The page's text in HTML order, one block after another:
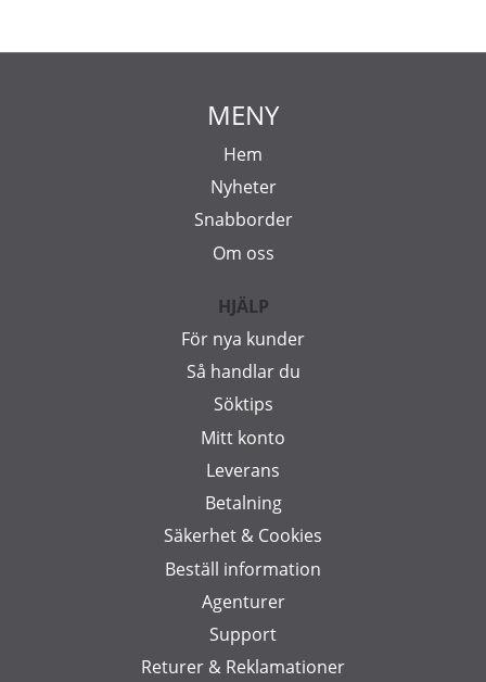
MENY
Hem
Nyheter
Snabborder
Om oss
HJÄLP
För nya kunder
Så handlar du
Söktips
Mitt konto
Leverans
Betalning
Säkerhet & Cookies
Beställ information
Agenturer
Support
Returer & Reklamationer